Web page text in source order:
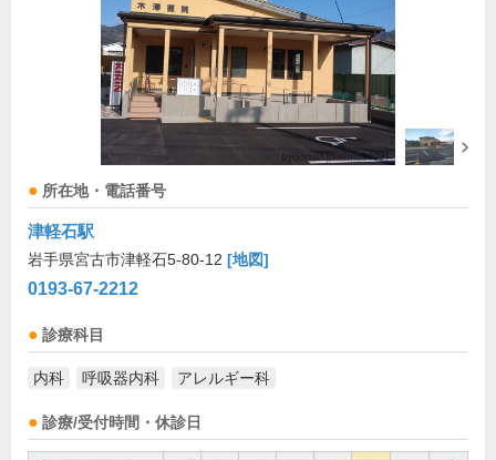
所在地・電話番号
津軽石駅
岩手県宮古市津軽石5-80-12 [地図]
0193-67-2212
診療科目
内科 呼吸器内科 アレルギー科
診療/受付時間・休診日